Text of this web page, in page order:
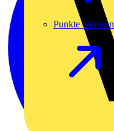
Punkte einlösen